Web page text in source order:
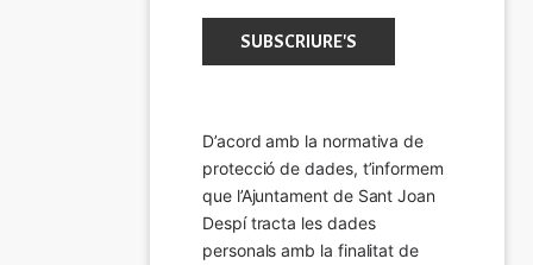
D’acord amb la normativa de
protecció de dades, t’informem
que l’Ajuntament de Sant Joan
Despí tracta les dades
personals amb la finalitat de